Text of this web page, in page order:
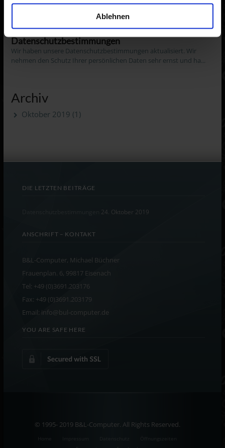
Ablehnen
Neueste Einträge
Datenschutzbestimmungen
Wir haben unsere Datenschutzbestimmungen aktualisiert. Wir
nehmen den Schutz Ihrer persönlichen Daten sehr ernst und ha...
Archiv
Oktober 2019 (1)
DIE LETZTEN BEITRÄGE
24. Oktober 2019
ANSCHRIFT – KONTAKT
B&L-Computer, Michael Büchner
Frauenplan. 6, 99817 Eisenach
Tel: +49 (0)3691.203176
Fax: +49 (0)3691.203179
Email: info@bul-computer.de
YOU ARE SAFE HERE
© 1995- 2019 B&L-Computer. All Rights Reserved.